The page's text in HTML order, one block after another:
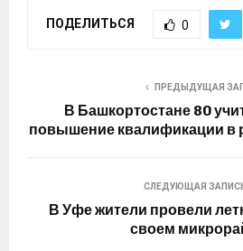
ПОДЕЛИТЬСЯ 0
ПРЕДЫДУЩАЯ
В Башкортостане 80
повышение квалификации в
СЛЕДУЮЩАЯ
В Уфе жители провели
своем